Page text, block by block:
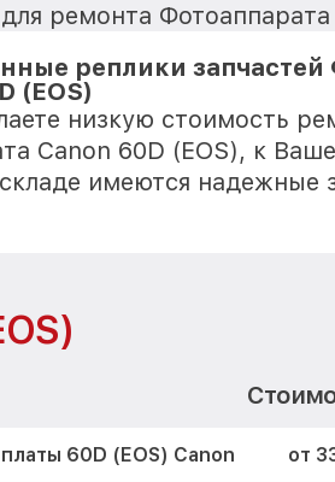
ремонта Фотоаппарата
реплики запчастей
(EOS)
низкую стоимость
Canon 60D (EOS), к
имеются надежные
60D (EOS) Canon от